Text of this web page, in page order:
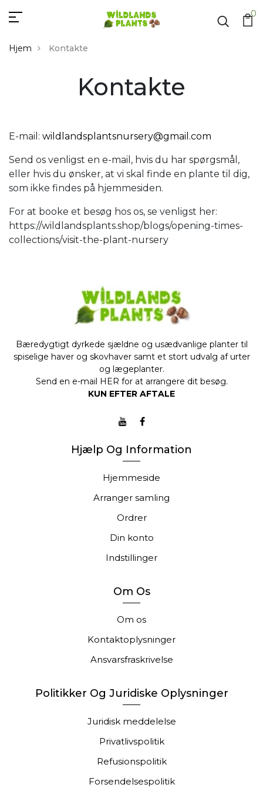
0
Hjem Kontakte
KontakteKontakte
E-mail: wildlandsplantsnursery@gmail.com
Send os venligst en e-mail, hvis du har spørgsmål,
eller hvis du ønsker, at vi skal finde en plante til dig,
som ikke findes på hjemmesiden.
For at booke et besøg hos os, se venligst her:
https://wildlandsplants.shop/blogs/opening-times-
collections/visit-the-plant-nursery
Bæredygtigt dyrkede sjældne og usædvanlige planter til
spiselige haver og skovhaver samt et stort udvalg af urter
og lægeplanter.
Send en e-mail HER for at arrangere dit besøg.
KUN EFTER AFTALE
Hjælp Og Information
Hjemmeside
Arranger samling
Ordrer
Din konto
Indstillinger
Om Os
Om os
Kontaktoplysninger
Ansvarsfraskrivelse
Politikker Og Juridiske Oplysninger
Juridisk meddelelse
Privatlivspolitik
Refusionspolitik
Forsendelsespolitik